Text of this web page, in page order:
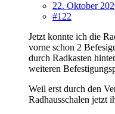
22. Oktober
#122
Jetzt konnte ich die
vorne schon 2
durch Radkasten
weiteren
Weil erst durch den
Radhausschalen jetzt